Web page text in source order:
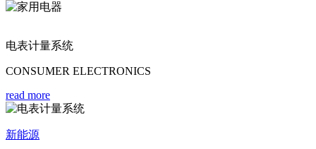
电表计量系统
CONSUMER ELECTRONICS
read more
新能源